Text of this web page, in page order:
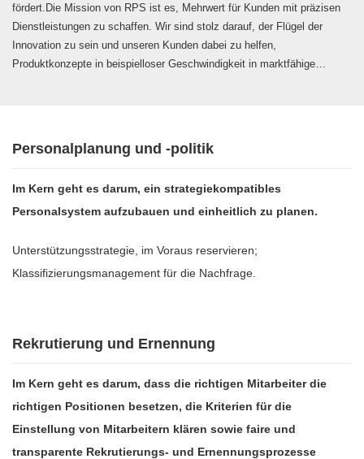
fördert.Die Mission von RPS ist es, Mehrwert für Kunden mit präzisen
Dienstleistungen zu schaffen. Wir sind stolz darauf, der Flügel der
Innovation zu sein und unseren Kunden dabei zu helfen,
Produktkonzepte in beispielloser Geschwindigkeit in marktfähige
Personalplanung und -politik
Im Kern geht es darum, ein strategiekompatibles
Personalsystem aufzubauen und einheitlich zu planen.
Unterstützungsstrategie, im Voraus reservieren;
Klassifizierungsmanagement für die Nachfrage.
Rekrutierung und Ernennung
Im Kern geht es darum, dass die richtigen Mitarbeiter die
richtigen Positionen besetzen, die Kriterien für die
Einstellung von Mitarbeitern klären sowie faire und
transparente Rekrutierungs- und Ernennungsprozesse